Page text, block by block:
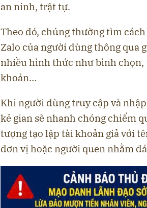
an ninh, trật tự.
Theo đó, chúng thường tìm
Zalo của người dùng thông qua
nhiều hình thức như bình
khoản…
Khi người dùng truy cập và
kẻ gian sẽ nhanh chóng chiếm
tượng tạo lập tài khoản giả với
đơn vị hoặc người quen nhằm